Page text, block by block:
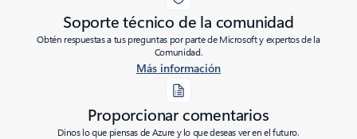
Soporte técnico de la comunidad
Obtén respuestas a tus preguntas por parte de Microsoft y expertos de la
Comunidad.
Más información
Proporcionar comentarios
Dinos lo que piensas de Azure y lo que deseas ver en el futuro.